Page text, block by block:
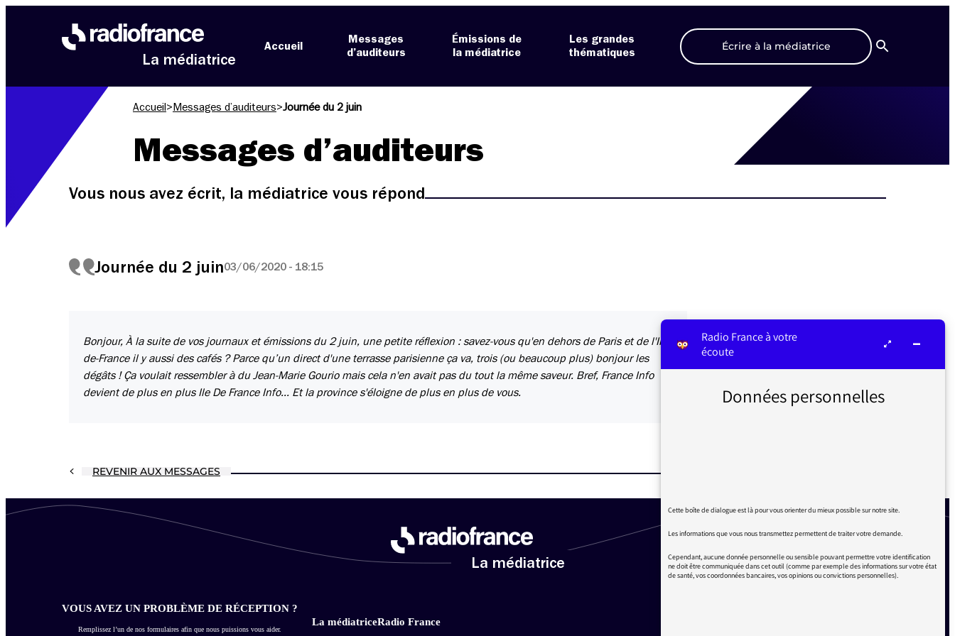
La médiatrice
Accueil
Messages
d’auditeurs
Émissions de
la médiatrice
Les grandes
thématiques
Écrire à la médiatrice
Recherche
Accueil > Messages d’auditeurs>Journée du 2 juin
Messages d’auditeurs
Vous nous avez écrit, la médiatrice vous répond
Journée du 2 juin03/06/2020 - 18:15
Bonjour, À la suite de vos journaux et émissions du 2 juin, une petite réflexion : savez-vous qu'en dehors de Paris et de l'Ile-
de-France il y aussi des cafés ? Parce qu’un direct d'une terrasse parisienne ça va, trois (ou beaucoup plus) bonjour les
dégâts ! Ça voulait ressembler à du Jean-Marie Gourio mais cela n'en avait pas du tout la même saveur. Bref, France Info
devient de plus en plus Ile De France Info... Et la province s'éloigne de plus en plus de vous.
REVENIR AUX MESSAGES
La médiatrice
VOUS AVEZ UN PROBLÈME DE RÉCEPTION ?
Remplissez l’un de nos formulaires afin que nous puissions vous aider.
La médiatriceRadio France
Radio France à votre
écoute
Données personnelles
Cette boîte de dialogue est là pour vous orienter du mieux possible sur notre site.
Les informations que vous nous transmettez permettent de traiter votre demande.
Cependant, aucune donnée personnelle ou sensible pouvant permettre votre identification
ne doit être communiquée dans cet outil (comme par exemple des informations sur votre état
de santé, vos coordonnées bancaires, vos opinions ou convictions personnelles).